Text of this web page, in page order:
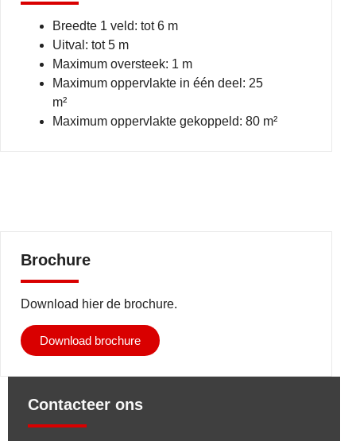
Breedte 1 veld: tot 6 m
Uitval: tot 5 m
Maximum oversteek: 1 m
Maximum oppervlakte in één deel: 25
m²
Maximum oppervlakte gekoppeld: 80 m²
Brochure
Download hier de brochure.
Download brochure
Contacteer ons